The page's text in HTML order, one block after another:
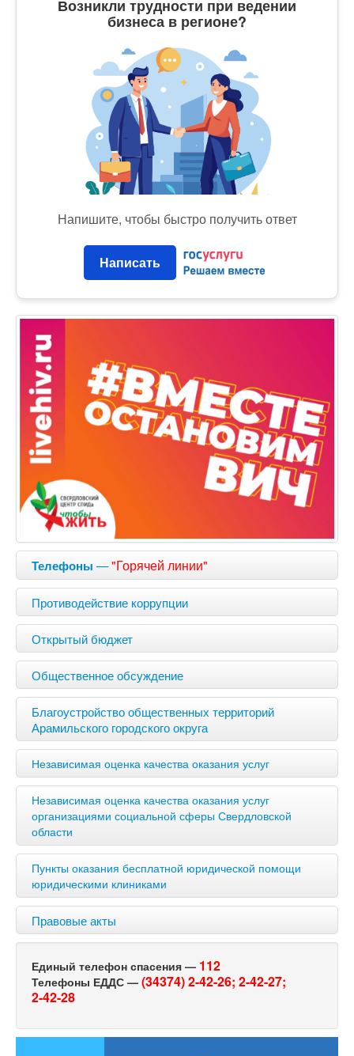
Возникли трудности при ведении
бизнеса в регионе?
Напишите, чтобы быстро получить ответ
Написать
Телефоны —"Горячей линии"
Противодействие коррупции
Открытый бюджет
Общественное обсуждение
Благоустройство общественных территорий
Арамильского городского округа
Независимая оценка качества оказания услуг
Независимая оценка качества оказания услуг
организациями социальной сферы Свердловской
области
Пункты оказания бесплатной юридической помощи
юридическими клиниками
Правовые акты
Единый телефон спасения — 112
Телефоны ЕДДС — (34374) 2-42-26; 2-42-27;
2-42-28